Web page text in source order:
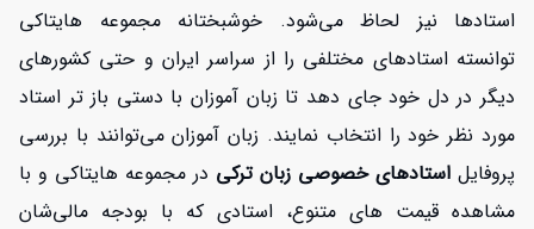
استادها نیز لحاظ می‌شود. خوشبختانه مجموعه هایتاکی
توانسته استادهای مختلفی را از سراسر ایران و حتی کشورهای
دیگر در دل خود جای دهد تا زبان آموزان با دستی باز تر استاد
مورد نظر خود را انتخاب نمایند. زبان آموزان می‌توانند با بررسی
پروفایل استادهای خصوصی زبان ترکی در مجموعه هایتاکی و با
مشاهده قیمت های متنوع، استادی که با بودجه مالی‌شان